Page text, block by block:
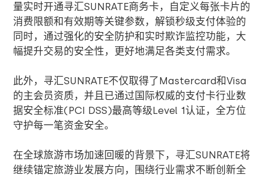
量实时开通寻汇SUNRATE商务卡，自定义每张卡片的
消费限额和有效期等关键参数，解锁秒级支付体验的
同时，通过强化的安全防护和实时欺诈监控功能，大
幅提升交易的安全性，更好地满足各类支付需求。
此外，寻汇SUNRATE不仅取得了Mastercard和Visa
的主会员资质，并且已通过国际权威的支付卡行业数
据安全标准(PCI DSS)最高等级Level 1认证，全方位
守护每一笔资金安全。
在全球旅游市场加速回暖的背景下，寻汇SUNRATE将
继续锚定旅游业发展方向，围绕行业需求不断创新全